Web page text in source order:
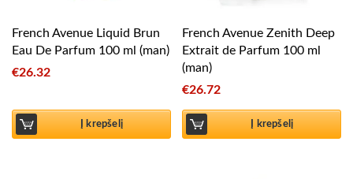
French Avenue Liquid Brun
Eau De Parfum 100 ml (man)
€26.32
Į krepšelį
French Avenue Zenith Deep
Extrait de Parfum 100 ml
(man)
€26.72
Į krepšelį